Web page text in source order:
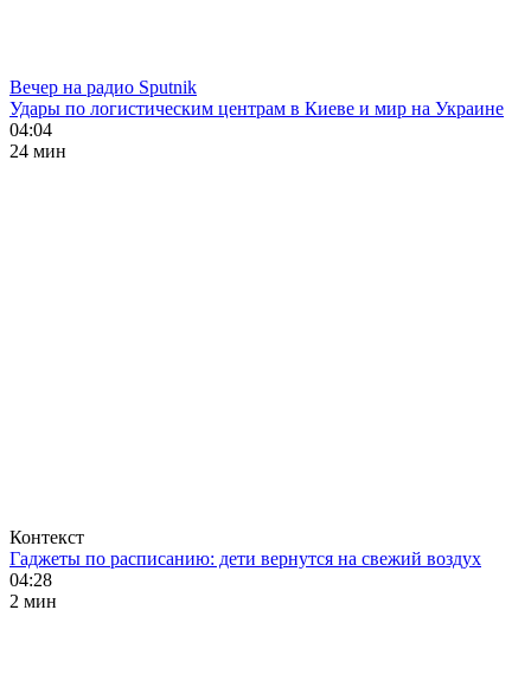
Вечер на радио Sputnik
Удары по логистическим центрам в Киеве и мир на Украине
04:04
24 мин
Контекст
Гаджеты по расписанию: дети вернутся на свежий воздух
04:28
2 мин